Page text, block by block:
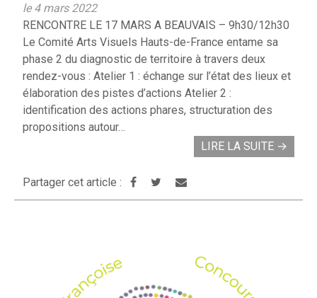
le 4 mars 2022
RENCONTRE LE 17 MARS A BEAUVAIS – 9h30/12h30
Le Comité Arts Visuels Hauts-de-France entame sa
phase 2 du diagnostic de territoire à travers deux
rendez-vous : Atelier 1 : échange sur l’état des lieux et
élaboration des pistes d’actions Atelier 2 :
identification des actions phares, structuration des
propositions autour…
LIRE LA SUITE →
Partager cet article :